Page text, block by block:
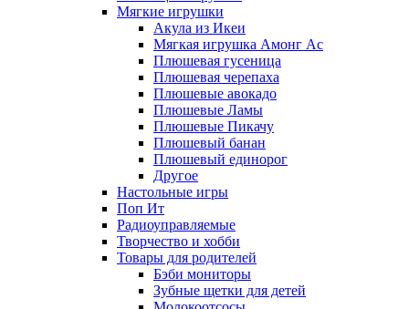
Мягкие игрушки
Акула из Икеи
Мягкая игрушка Амонг Ас
Плюшевая гусеница
Плюшевая черепаха
Плюшевые авокадо
Плюшевые Ламы
Плюшевые Пикачу
Плюшевый банан
Плюшевый единорог
Другое
Настольные игры
Поп Ит
Радиоуправляемые
Творчество и хобби
Товары для родителей
Бэби мониторы
Зубные щетки для детей